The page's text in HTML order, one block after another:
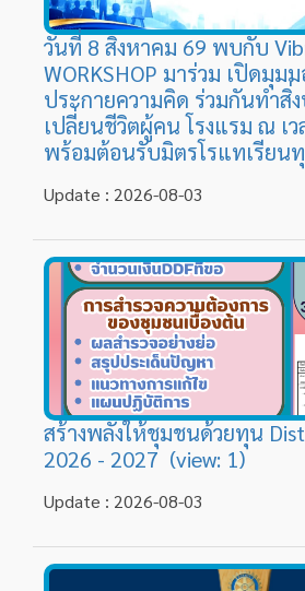
วันที่ 8 สิงหาคม 69 พบกับ
WORKSHOP มาร่วม เปิดมุม
ประกายความคิด ร่วมกันทำสิ่
เปลี่ยนชีวิตผู้คน โรงแรม ณ เว
พร้อมต้อนรับมิตรโรแทเรียนทุ
Update : 2026-08-03
สร้างพลังให้ชุมชนด้วยทุน
2026 - 2027 (view: 1)
Update : 2026-08-03